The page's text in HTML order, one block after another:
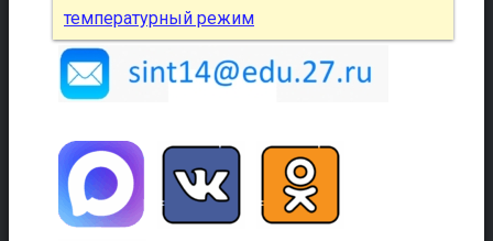
температурный режим